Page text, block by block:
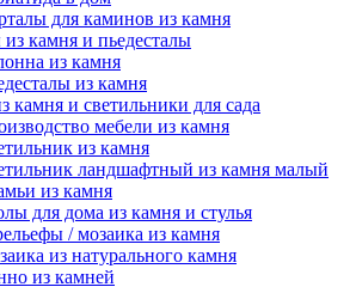
для каминов из камня
камня и пьедесталы
из камня
из камня
камня и светильники для сада
мебели из камня
из камня
ландшафтный из камня малый
из камня
для дома из камня и стулья
/ мозаика из камня
из натурального камня
из камней